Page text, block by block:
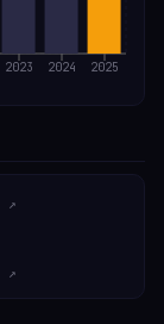
2023 2024 2025
↗
↗